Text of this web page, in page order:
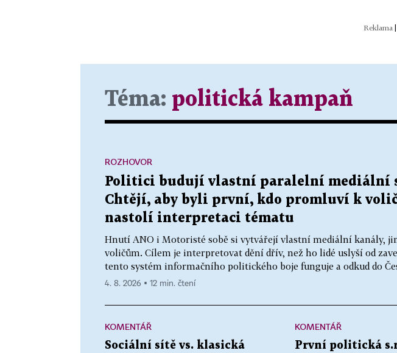
Téma: politická kampaň
Politici budují vlastní paralelní mediální
Chtějí, aby byli první, kdo promluví k
nastolí interpretaci tématu
Hnutí ANO i Motoristé sobě si vytvářejí vlastní mediální kanály,
voličům. Cílem je interpretovat dění dřív, než ho lidé uslyší od
tento systém informačního politického boje funguje a odkud do
ROZHOVOR
4. 8. 2026 ▪ 12 min. čtení
KOMENTÁŘ
Sociální sítě vs. klasická
KOMENTÁŘ
První politická